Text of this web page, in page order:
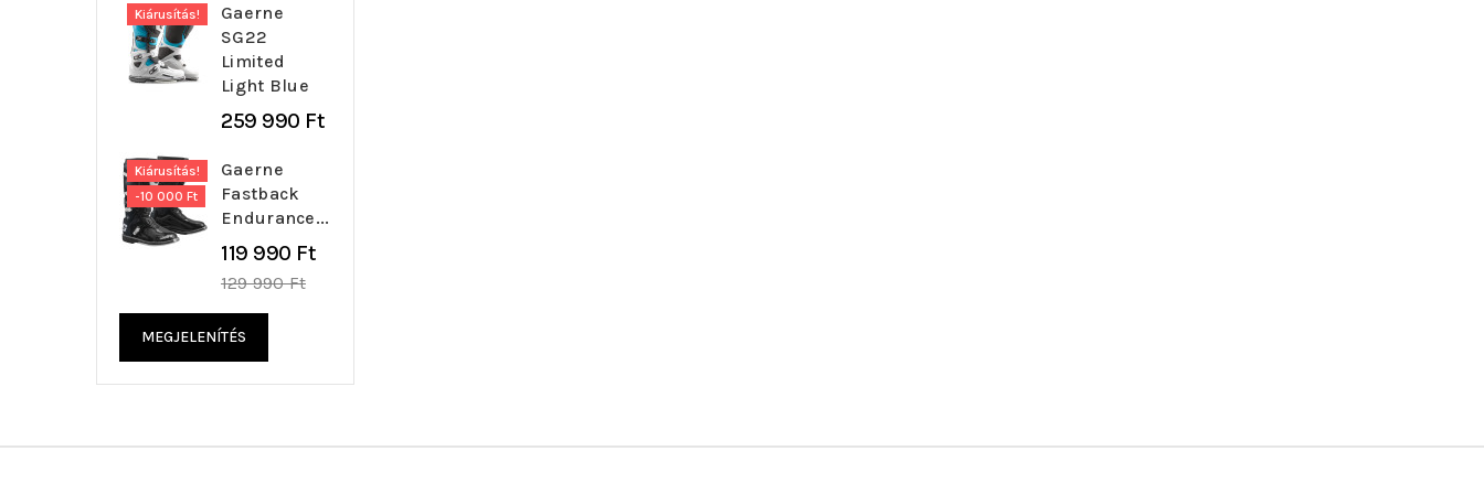
Kiárusítás!
Gaerne
SG22
Limited
Light Blue
259 990 Ft
Kiárusítás!
-10 000 Ft
Gaerne
Fastback
Endurance...
119 990 FtRegular
129 990 Ft
MEGJELENÍTÉS